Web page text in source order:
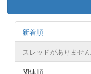
新着順
スレッドがありません
関連順